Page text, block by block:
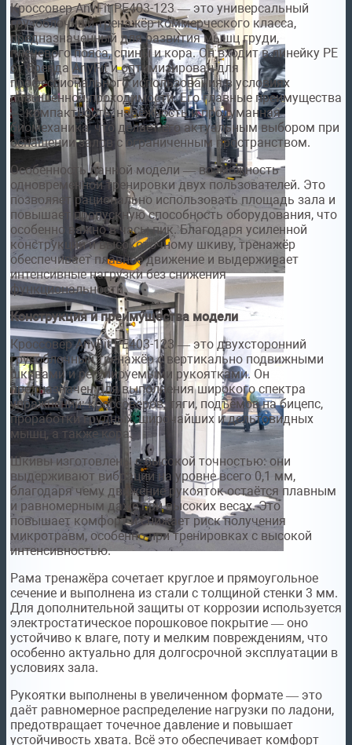
Кроссовер AnyFit PE403-123 — это универсальный
грузоблочный тренажёр коммерческого класса,
предназначенный для развития мышц груди,
плечевого пояса, спины и кора. Он входит в линейку PE
от бренда AnyFit и оптимизирован для
профессионального использования в условиях
повышенной проходимости. Его главные преимущества
— компактность, надёжность и продуманная
биомеханика, что делает его актуальным выбором при
оснащении залов с ограниченным пространством.
Особенность данной модели — возможность
одновременной тренировки двух пользователей. Это
позволяет рационально использовать площадь зала и
повышает пропускную способность оборудования, что
особенно важно в часы пик. Благодаря усиленной
конструкции и высокоточному шкиву, тренажёр
обеспечивает плавное движение и выдерживает
интенсивные нагрузки без снижения
функциональности.
Конструкция и преимущества модели
Кроссовер AnyFit PE403-123 — это двухсторонний
грузоблочный тренажёр с вертикально подвижными
шкивами и регулируемыми рукоятками. Он
предназначен для выполнения широкого спектра
упражнений: кроссоверов, тяги, подъёмов на бицепс,
проработки грудных, широчайших и дельтовидных
мышц, а также кора.
Шкивы изготовлены с высокой точностью: они
выдерживают вибрации на уровне всего 0,1 мм,
благодаря чему движение рукояток остаётся плавным
и равномерным даже при высоких весах. Это
повышает комфорт и снижает риск получения
микротравм, особенно при тренировках с высокой
интенсивностью.
Рама тренажёра сочетает круглое и прямоугольное
сечение и выполнена из стали с толщиной стенки 3 мм.
Для дополнительной защиты от коррозии используется
электростатическое порошковое покрытие — оно
устойчиво к влаге, поту и мелким повреждениям, что
особенно актуально для долгосрочной эксплуатации в
условиях зала.
Рукоятки выполнены в увеличенном формате — это
даёт равномерное распределение нагрузки по ладони,
предотвращает точечное давление и повышает
устойчивость хвата. Всё это обеспечивает комфорт